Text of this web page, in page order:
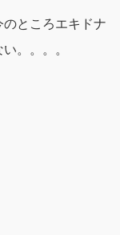
ところエキドナ
。。。。